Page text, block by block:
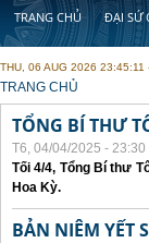
TRANG CHỦ ĐẠI SỨ
THU, 06 AUG 2026 23:45:11
YOU ARE HERE
TRANG CHỦ
TỔNG BÍ THƯ
T6, 04/04/2025 - 23:30
Tối 4/4, Tổng Bí thư
Hoa Kỳ.
BẢN NIÊM YẾT